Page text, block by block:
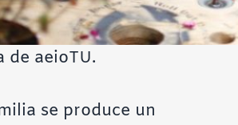
de aeioTU.
se produce un